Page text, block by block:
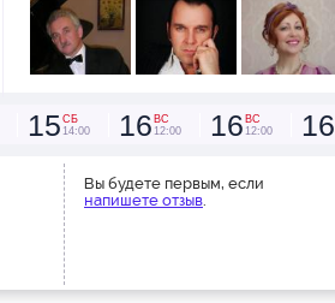
15 СБ
14:00
16 ВС
12:00
16 ВС
12:00
16
Вы будете первым, если
напишете отзыв.